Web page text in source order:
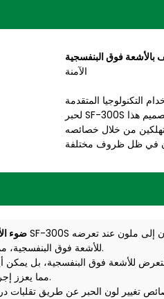
الآمنة
التكنولوجيا المتقدمة
لحبر SF-300S المضاد للتزييف بالأشعة فوق البنفسجية. تم تصميم هذا
من خلال خصائصه
ضوء
للأشعة فوق البنفسجية، مما يوفر إشارة بصرية فورية تؤكد الأصالة.
للأشعة فوق البنفسجية، بل
مما يعزز إجراءات الأمان ويخلق تأثيرات جذابة بصريًا.
تغيير لون الحبر عن طريق تقلبات